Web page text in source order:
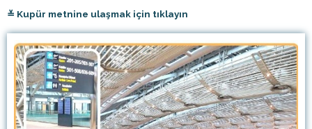
≚ Kupür metnine ulaşmak için tıklayın